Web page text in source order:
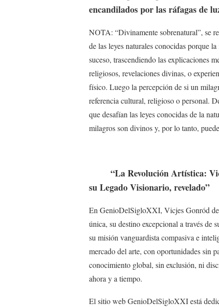
encandilados por las ráfagas de
NOTA: “Divinamente sobrenatural”, se
de las leyes naturales conocidas porque
suceso, trascendiendo las explicaciones
religiosos, revelaciones divinas, o
físico. Luego la percepción de si un
referencia cultural, religioso o personal.
que desafían las leyes conocidas de la
milagros son divinos y, por lo tanto,
“La Revolución Artística:
su Legado Visionario, revelado”
En GenioDelSigloXXI, Vicjes Gonród
única, su destino excepcional a través de
su misión vanguardista compasiva e
mercado del arte, con oportunidades sin
conocimiento global, sin exclusión, ni
ahora y a tiempo.
El sitio web GenioDelSigloXXI está